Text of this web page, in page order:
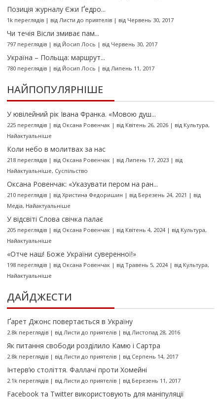
Позиція журналу Єжи Ґедро...
1k переглядів| від Листи до приятелів| від Червень 30, 2017
Чи течія Вісли змиває пам...
797 переглядів| від Йосип Лось | від Червень 30, 2017
Україна – Польща: маршрут...
780 переглядів| від Йосип Лось | від Липень 11, 2017
НАЙПОПУЛЯРНІШЕ
У ювілейний рік Івана Франка. «Мовою душ...
225 переглядів| від Оксана Ровенчак| від Квітень 26, 2026| від Культура,
Найактуальніше
Коли небо в молитвах за нас
218 переглядів| від Оксана Ровенчак| від Липень 17, 2023| від
Найактуальніше, Суспільство
Оксана Ровенчак: «Указувати пером на ран...
210 переглядів| від Христина Федоришин | від Березень 24, 2021 | від
Медіа, Найактуальніше
У відсвіті Слова свічка палає
205 переглядів| від Оксана Ровенчак| від Квітень 4, 2024| від Культура,
Найактуальніше
«Отче наш! Боже України суверенної!»
198 переглядів| від Оксана Ровенчак| від Травень 5, 2024| від Культура,
Найактуальніше
ДАЙДЖЕСТИ
Ґарет Джонс повертається в Україну
2.8k переглядів| від Листи до приятелів| від Листопад 28, 2016
Як питання свободи розділило Камю і Сартра
2.8k переглядів| від Листи до приятелів| від Серпень 14, 2017
Інтерв’ю століття. Фаллачі проти Хомейні
2.1k переглядів| від Листи до приятелів| від Березень 11, 2017
Facebook та Twitter використовують для маніпуляції